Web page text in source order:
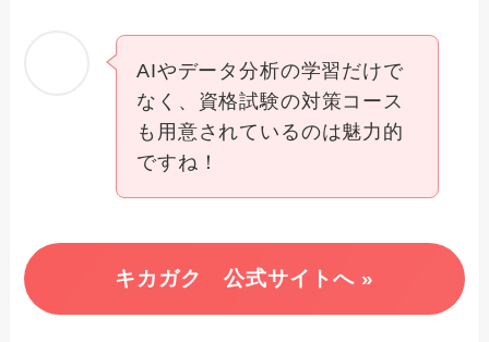
AIやデータ分析の学習だけで
なく、資格試験の対策コース
も用意されているのは魅力的
ですね！
キカガク 公式サイトへ »